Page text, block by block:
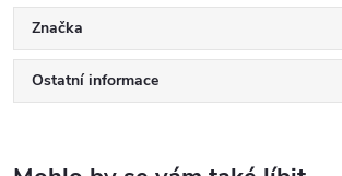
Značka
Ostatní informace